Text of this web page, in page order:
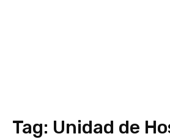
Tag: Unidad de